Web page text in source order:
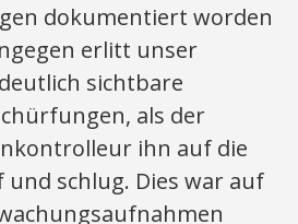
dokumentiert worden
erlitt unser
sichtbare
als der
ihn auf die
und schlug. Dies war auf